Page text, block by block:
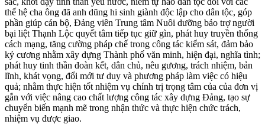
thế hệ cha ông đã anh dũng hi sinh giành độc lập cho dân tộc, góp
phần giúp cán bộ, Đảng viên Trung tâm Nuôi dưỡng bảo trợ người
bại liệt Thạnh Lộc quyết tâm tiếp tục giữ gìn, phát huy truyền thống
cách mạng, tăng cường pháp chế trong công tác kiểm sát, đảm bảo
kỷ cương nhằm xây dựng Thành phố văn minh, hiện đại, nghĩa tình;
phát huy tinh thần đoàn kết, dân chủ, nêu gương, trách nhiệm, bản
lĩnh, khát vọng, đổi mới tư duy và phương pháp làm việc có hiệu
quả; nhằm thực hiện tốt nhiệm vụ chính trị trọng tâm của của đơn vị
gắn với việc nâng cao chất lượng công tác xây dựng Đảng, tạo sự
chuyển biến mạnh mẽ trong nhận thức và thực hiện chức trách,
nhiệm vụ được giao.